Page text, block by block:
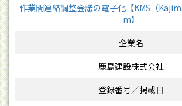
作業間連絡調整会議の電子化【KMS（
m】
鹿島建設株式会社